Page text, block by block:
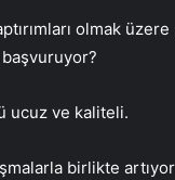
olmak
başvuruyor?
ucuz ve kaliteli.
birlikte